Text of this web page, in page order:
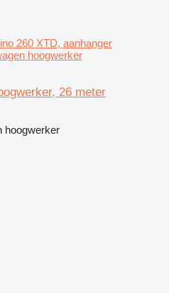
260 XTD, aanhanger
hoogwerker
26 meter
hoogwerker